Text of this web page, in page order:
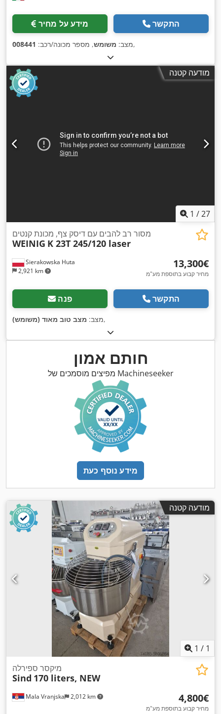
מידע על מחיר התקשר
מצב: משומש, מספר מכונה/רכב: 008441 ,
מודעה קטנה
1 /27
Sierakowska Huta
2,921 km
מסור רב להבים עם דיסק צף, מכונת קנטים
WEINIG K 23T 245/120 laser
‏13,300 ‏€
מחיר קבוע בתוספת מע"מ
פנה התקשר
מצב: מצב טוב מאוד (משומש) ,
חותם אמון
מפיצים מוסמכים של Machineseeker
מידע נוסף כעת
מודעה קטנה
1 / 1
Mala Vranjska 2,012 km
מיקסר ספירלה
Sind 170 liters, NEW
‏4,800 ‏€
מחיר קבוע בתוספת מע"מ